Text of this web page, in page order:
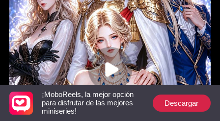
¡MoboReels, la mejor opción
para disfrutar de las mejores
miniseries!
Descargar